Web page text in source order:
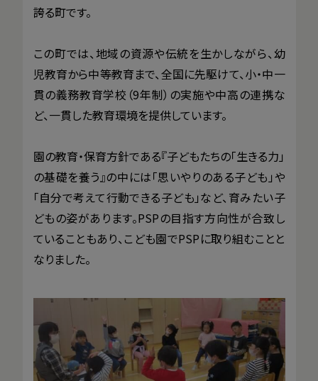
誇る町です。
この町では、地域の資源や伝統を生かしながら、幼
児教育から中等教育まで、全国に先駆けて、小・中一
貫の義務教育学校（9年制）の実施や中高の連携な
ど、一貫した教育環境を提供しています。
園の教育・保育方針である『子どもたちの「生きる力」
の基礎を養う』の中には「思いやりのある子ども」や
「自分で考えて行動できる子ども」など、育みたい子
どもの姿があります。PSPの目指す方向性が合致し
ていることもあり、こども園でPSPに取り組むことと
なりました。